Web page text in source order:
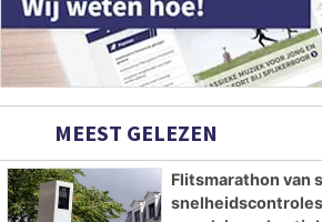
MEEST GELEZEN
Flitsmarathon van